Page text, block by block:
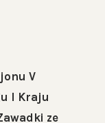
V
I Kraju
ze